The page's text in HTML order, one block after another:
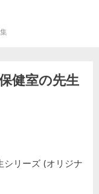
健室の先生
シリーズ (オリジナ